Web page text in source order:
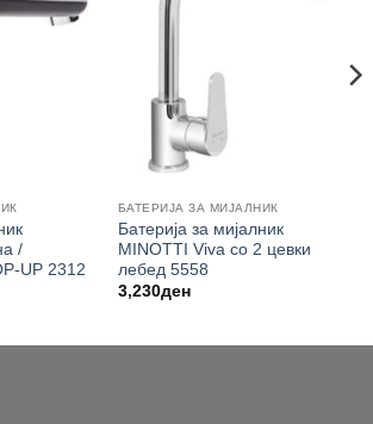
/
UP 2312
БАТЕРИЈА ЗА МИЈАЛНИК
Батерија за мијалник
MINOTTI Viva со 2 цевки
лебед 5558
3,230ден